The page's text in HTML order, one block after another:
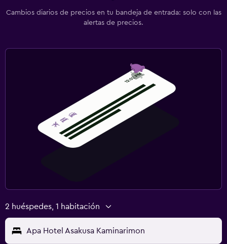
Cambios diarios de precios en tu bandeja de entrada: solo con las
alertas de precios.
2 huéspedes, 1 habitación
Apa Hotel Asakusa Kaminarimon